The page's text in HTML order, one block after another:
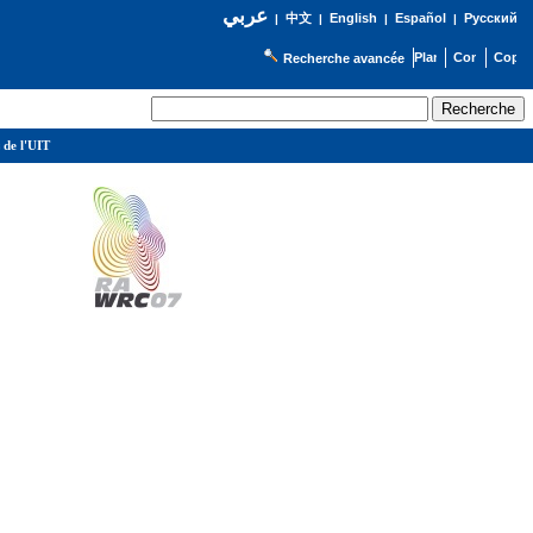
عربي| 中文| English | Español | Русский
Recherche avancée
de l'UIT